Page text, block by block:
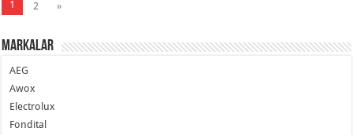
1 2 »
Markalar
AEG
Awox
Electrolux
Fondital